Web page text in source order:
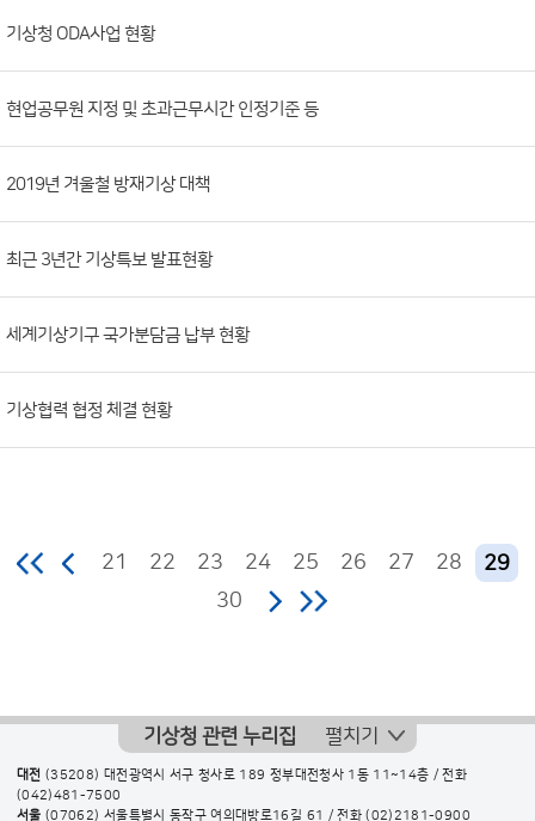
일,
조
회
기상청 ODA사업 현황
현업공무원 지정 및 초과근무시간 인정기준 등
2019년 겨울철 방재기상 대책
최근 3년간 기상특보 발표현황
세계기상기구 국가분담금 납부 현황
기상협력 협정 체결 현황
21 22 23 24 25 26 27 28
29
30
기상청 관련 누리집 펼치기
대전 (35208) 대전광역시 서구 청사로 189 정부대전청사 1동 11~14층 / 전화
(042)481-7500
서울 (07062) 서울특별시 동작구 여의대방로16길 61 / 전화(02)2181-0900